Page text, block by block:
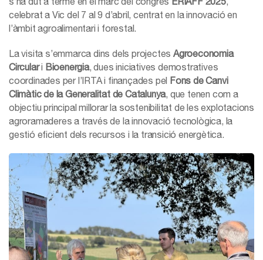
celebrat a Vic del 7 al 9 d’abril, centrat en la innovació en
l’àmbit agroalimentari i forestal.
La visita s’emmarca dins dels projectes Agroeconomia
Circulari Bioenergia, dues iniciatives demostratives
coordinades per l’IRTA i finançades pel Fons de Canvi
Climàtic de la Generalitat de Catalunya , que tenen com a
objectiu principal millorar la sostenibilitat de les explotacions
agroramaderes a través de la innovació tecnològica, la
gestió eficient dels recursos i la transició energètica.